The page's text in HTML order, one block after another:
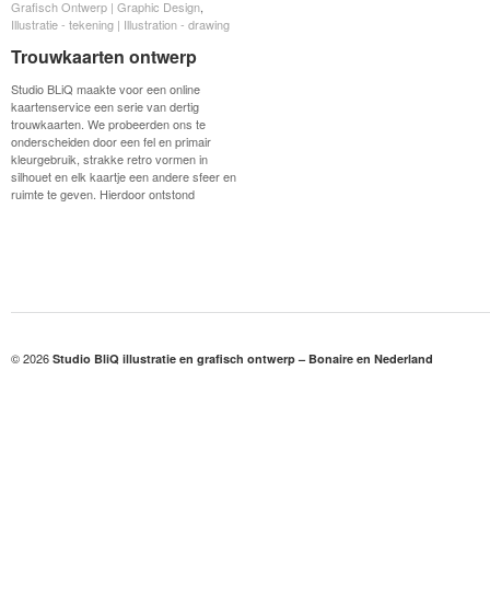
Grafisch Ontwerp | Graphic Design
Illustratie - tekening | Illustration - drawing
Trouwkaarten ontwerp
Studio BLiQ maakte voor een online
kaartenservice een serie van dertig
trouwkaarten. We probeerden ons te
onderscheiden door een fel en primair
kleurgebruik, strakke retro vormen in
silhouet en elk kaartje een andere sfeer en
ruimte te geven. Hierdoor ontstond
Grafisch Ontwerp | Graphic Design
Illustratie - tekening | Illustration - drawing
Trouwkaarten ontwerp
© 2026 Studio BliQ illustratie en grafisch ontwerp – Bonaire en Nederland